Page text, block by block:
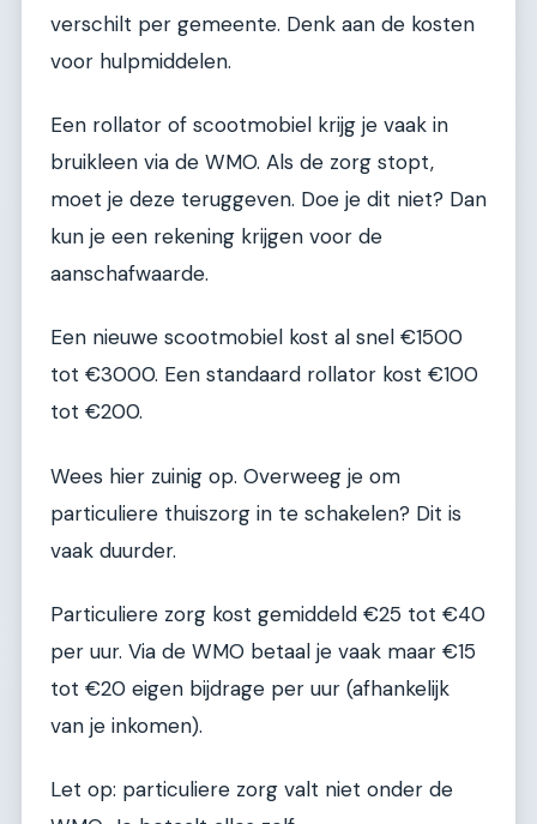
verschilt per gemeente. Denk aan de kosten
voor hulpmiddelen.
Een rollator of scootmobiel krijg je vaak in
bruikleen via de WMO. Als de zorg stopt,
moet je deze teruggeven. Doe je dit niet? Dan
kun je een rekening krijgen voor de
aanschafwaarde.
Een nieuwe scootmobiel kost al snel €1500
tot €3000. Een standaard rollator kost €100
tot €200.
Wees hier zuinig op. Overweeg je om
particuliere thuiszorg in te schakelen? Dit is
vaak duurder.
Particuliere zorg kost gemiddeld €25 tot €40
per uur. Via de WMO betaal je vaak maar €15
tot €20 eigen bijdrage per uur (afhankelijk
van je inkomen).
Let op: particuliere zorg valt niet onder de